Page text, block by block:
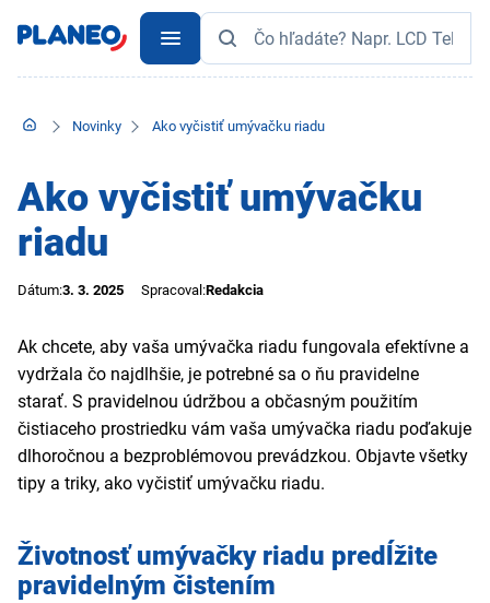
Novinky Ako vyčistiť umývačku riadu
Ako vyčistiť umývačku
riadu
Dátum:3. 3. 2025 Spracoval:Redakcia
Ak chcete, aby vaša umývačka riadu fungovala efektívne a
vydržala čo najdlhšie, je potrebné sa o ňu pravidelne
starať. S pravidelnou údržbou a občasným použitím
čistiaceho prostriedku vám vaša umývačka riadu poďakuje
dlhoročnou a bezproblémovou prevádzkou. Objavte všetky
tipy a triky, ako vyčistiť umývačku riadu.
Životnosť umývačky riadu predĺžite
pravidelným čistením